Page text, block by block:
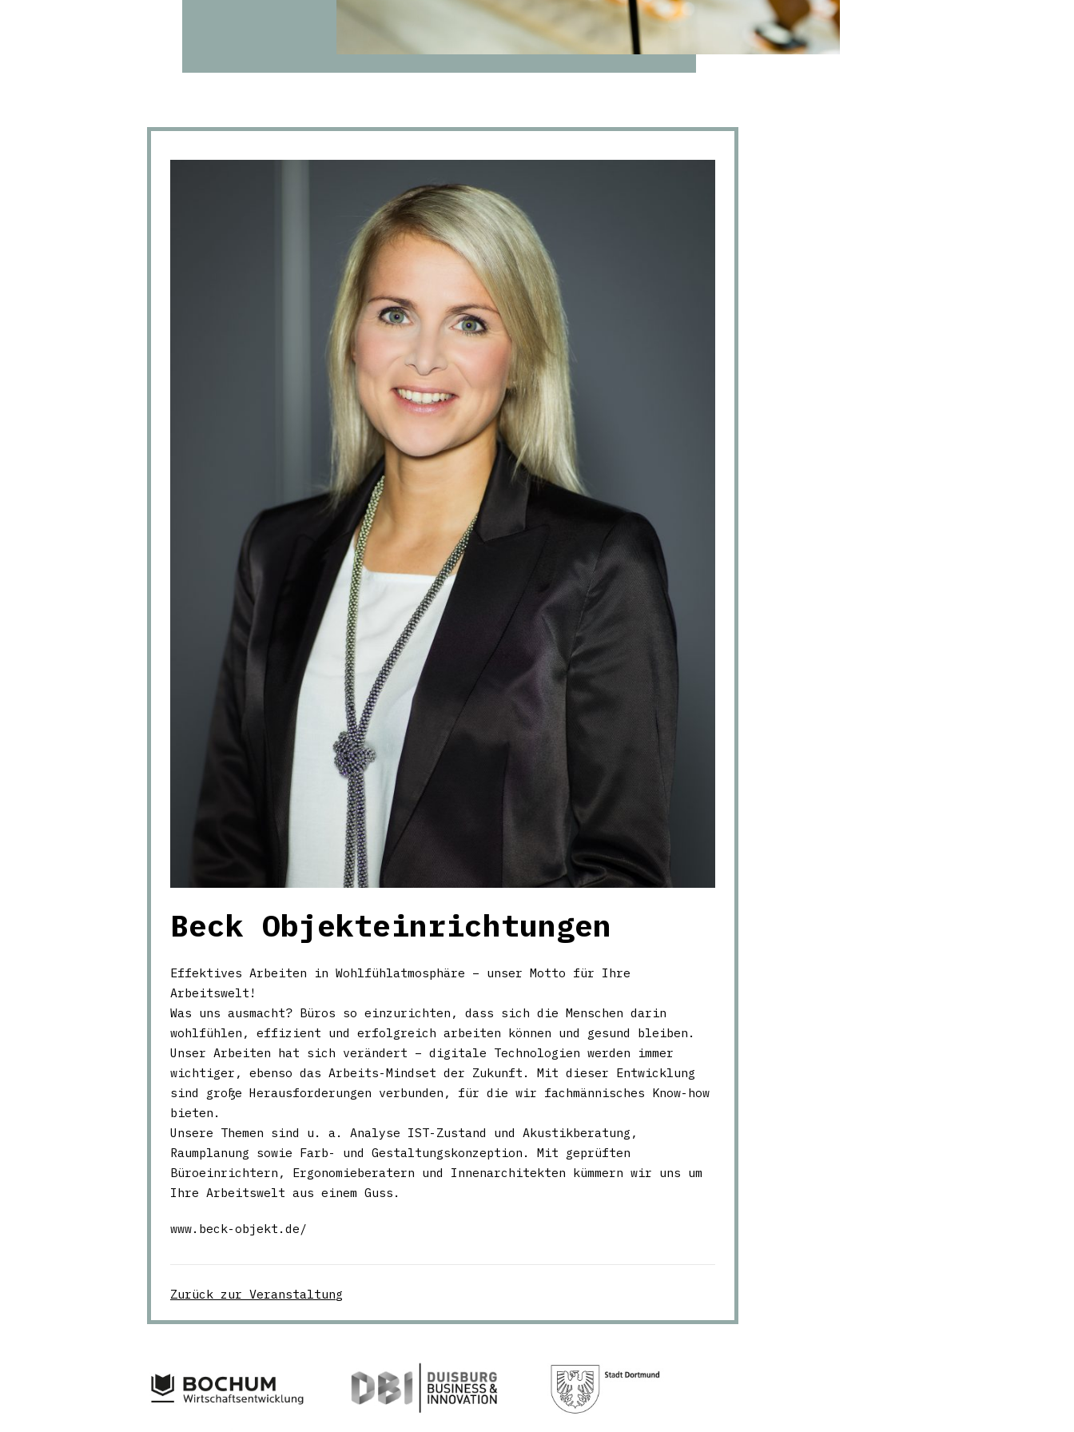
Beck Objekteinrichtungen
Effektives Arbeiten in Wohlfühlatmosphäre – unser Motto für Ihre
Arbeitswelt!
Was uns ausmacht? Büros so einzurichten, dass sich die Menschen darin
wohlfühlen, effizient und erfolgreich arbeiten können und gesund bleiben.
Unser Arbeiten hat sich verändert – digitale Technologien werden immer
wichtiger, ebenso das Arbeits-Mindset der Zukunft. Mit dieser Entwicklung
sind große Herausforderungen verbunden, für die wir fachmännisches Know-how
bieten.
Unsere Themen sind u. a. Analyse IST-Zustand und Akustikberatung,
Raumplanung sowie Farb- und Gestaltungskonzeption. Mit geprüften
Büroeinrichtern, Ergonomieberatern und Innenarchitekten kümmern wir uns um
Ihre Arbeitswelt aus einem Guss.
www.beck-objekt.de/
Zurück zur Veranstaltung